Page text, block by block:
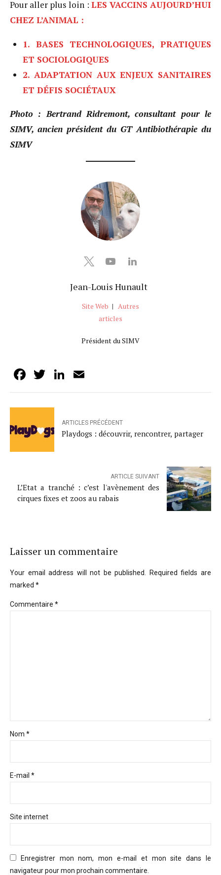
Pour aller plus loin : LES VACCINS AUJOURD’HUI
CHEZ L’ANIMAL :
1. BASES TECHNOLOGIQUES, PRATIQUES
ET SOCIOLOGIQUES
2. ADAPTATION AUX ENJEUX SANITAIRES
ET DÉFIS SOCIÉTAUX
Photo : Bertrand Ridremont, consultant pour le
SIMV, ancien président du GT Antibiothérapie du
SIMV
Jean-Louis Hunault
Site Web | Autres
articles
Président du SIMV
Facebook
TwitterLinkedIn
ARTICLES PRÉCÉDENT
Playdogs : découvrir, rencontrer, partager
ARTICLE SUIVANT
L’Etat a tranché : c’est l'avènement des
cirques fixes et zoos au rabais
Laisser un commentaire
Your email address will not be published. Required fields are
marked *
Commentaire *
Nom *
E-mail *
Site internet
Enregistrer mon nom, mon e-mail et mon site dans le
navigateur pour mon prochain commentaire.